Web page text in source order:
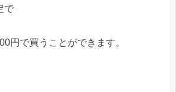
で
円で買うことができます。